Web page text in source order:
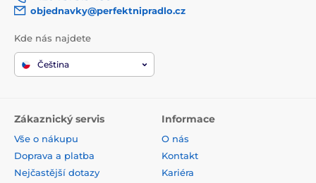
objednavky@perfektnipradlo.cz
Kde nás najdete
Čeština
Zákaznický servis
Vše o nákupu
Doprava a platba
Nejčastější dotazy
Informace
O nás
Kontakt
Kariéra